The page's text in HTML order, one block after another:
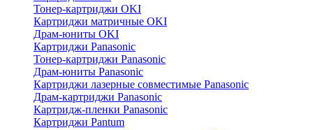
Тонер-картриджи OKI
Картриджи матричные OKI
Драм-юниты OKI
Картриджи Panasonic
Тонер-картриджи Panasonic
Драм-юниты Panasonic
Картриджи лазерные совместимые Panasonic
Драм-картриджи Panasonic
Картридж-пленки Panasonic
Картриджи Pantum